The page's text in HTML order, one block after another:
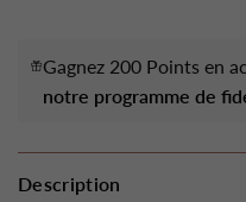
Gagnez 200 Points en
notre programme de
Description